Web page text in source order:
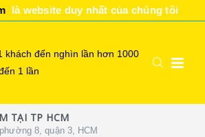
là website duy nhất của chúng tôi
khách đến nghìn lần hơn 1000
1 lần
TẠI TP HCM
8, quận 3, HCM